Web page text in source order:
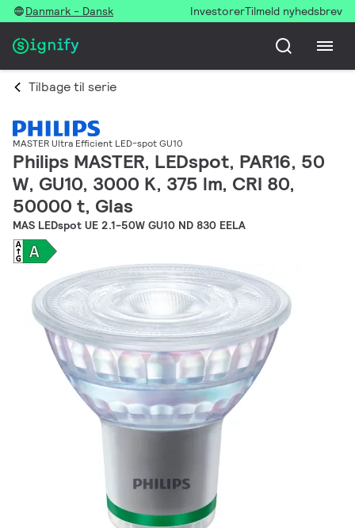
Danmark - Dansk InvestorerTilmeld nyhedsbrev
Tilbage til serie
MASTER Ultra Efficient LED-spot GU10
Philips MASTER, LEDspot, PAR16, 50
W, GU10, 3000 K, 375 lm, CRI 80,
50000 t, Glas
MAS LEDspot UE 2.1-50W GU10 ND 830 EELA